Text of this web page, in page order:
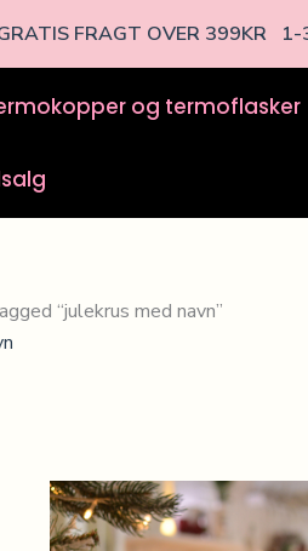
FRAGT OVER 399KR 1-
og termoflasker
“julekrus med navn”